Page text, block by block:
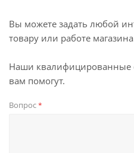
Вы можете задать любой
товару или работе
Наши квалифицированные
вам помогут.
Вопрос*